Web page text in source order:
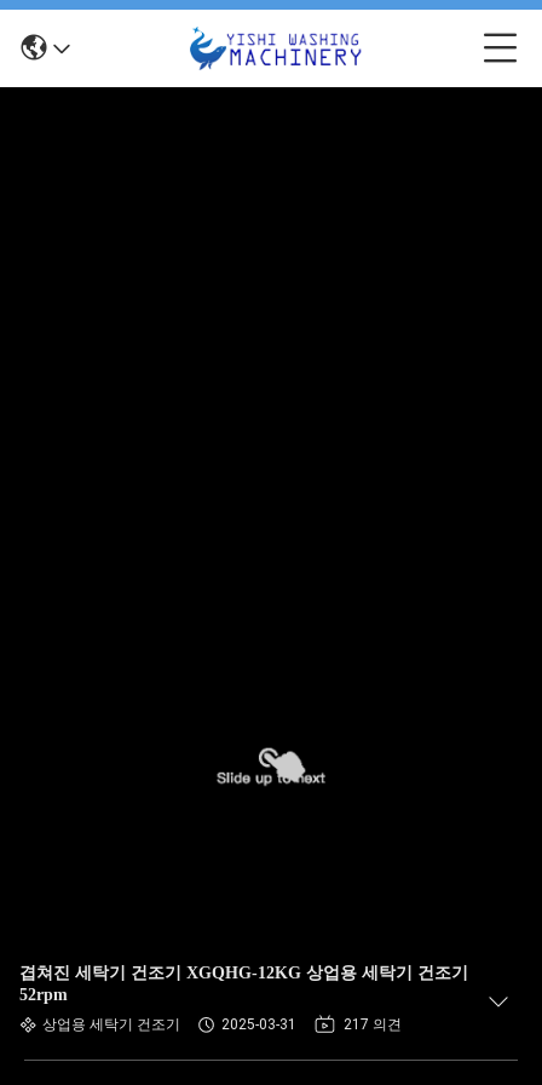
겹쳐진 세탁기 건조기 XGQHG-12KG 상업용 세탁기 건조기
52rpm
상업용 세탁기 건조기 2025-03-31 217 의견